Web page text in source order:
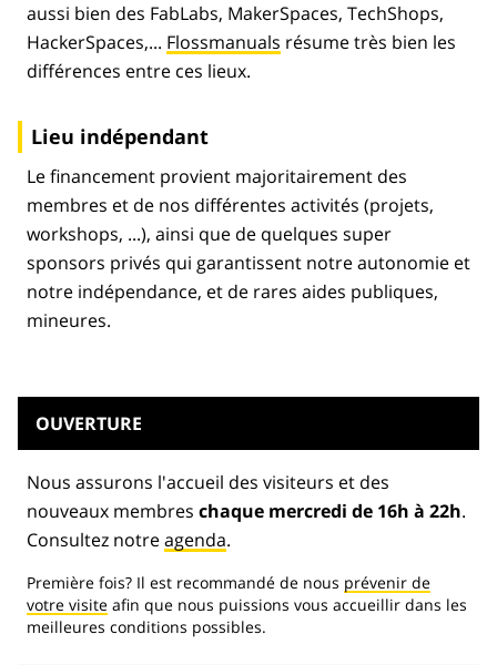
aussi bien des FabLabs, MakerSpaces, TechShops,
HackerSpaces,... Flossmanuals résume très bien les
différences entre ces lieux.
Lieu indépendant
Le financement provient majoritairement des
membres et de nos différentes activités (projets,
workshops, ...), ainsi que de quelques super
sponsors privés qui garantissent notre autonomie et
notre indépendance, et de rares aides publiques,
mineures.
OUVERTURE
Nous assurons l'accueil des visiteurs et des
nouveaux membres chaque mercredi de 16h à 22h.
Consultez notreagenda.
Première fois? Il est recommandé de nous prévenir de
votre visite afin que nous puissions vous accueillir dans les
meilleures conditions possibles.